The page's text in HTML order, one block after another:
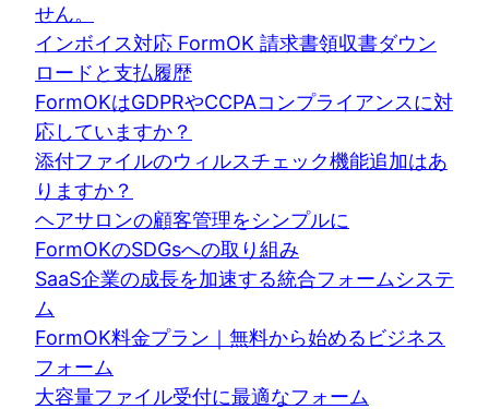
せん。
インボイス対応 FormOK 請求書領収書ダウン
ロードと支払履歴
FormOKはGDPRやCCPAコンプライアンスに対
応していますか？
添付ファイルのウィルスチェック機能追加はあ
りますか？
ヘアサロンの顧客管理をシンプルに
FormOKのSDGsへの取り組み
SaaS企業の成長を加速する統合フォームシステ
ム
FormOK料金プラン｜無料から始めるビジネス
フォーム
大容量ファイル受付に最適なフォーム